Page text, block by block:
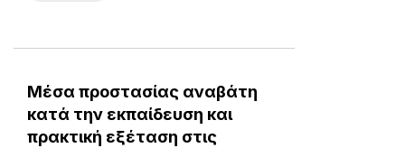
Μέσα προστασίας αναβάτη
κατά την εκπαίδευση και
πρακτική εξέταση στις